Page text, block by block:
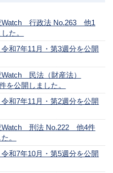
Watch 行政法 No.263 他1
た。
和7年11月・第3週分を公開
民法（財産法）
を公開しました。
和7年11月・第2週分を公開
Watch 刑法 No.222 他4件
。
和7年10月・第5週分を公開